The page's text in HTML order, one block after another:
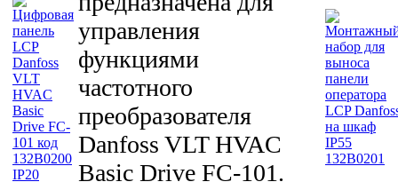
управления
функциями
частотного
преобразователя
Danfoss VLT HVAC
Basic Drive FC-101.